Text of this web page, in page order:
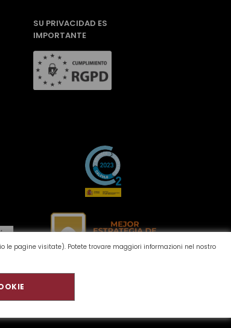
le pagine visitate). Potete trovare maggiori informazioni nel nostro
SU PRIVACIDAD ES
IMPORTANTE